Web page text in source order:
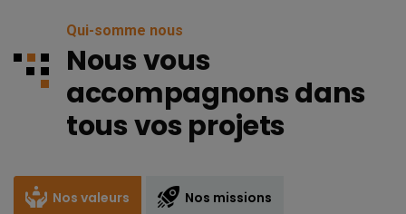
Qui-somme nous
Nous vous
accompagnons dans
tous vos projets
Nos valeurs Nos missions